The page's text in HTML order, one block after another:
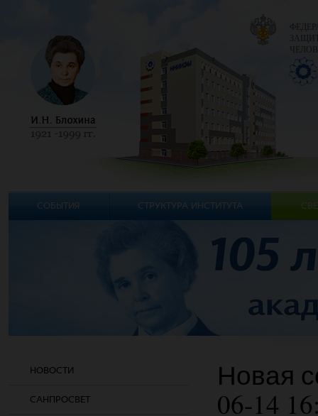
НОВОСТИ
САНПРОСВЕТ
Новая
06-14
СОБЫТИЯ СТРУКТУРА ИНСТИТУТА